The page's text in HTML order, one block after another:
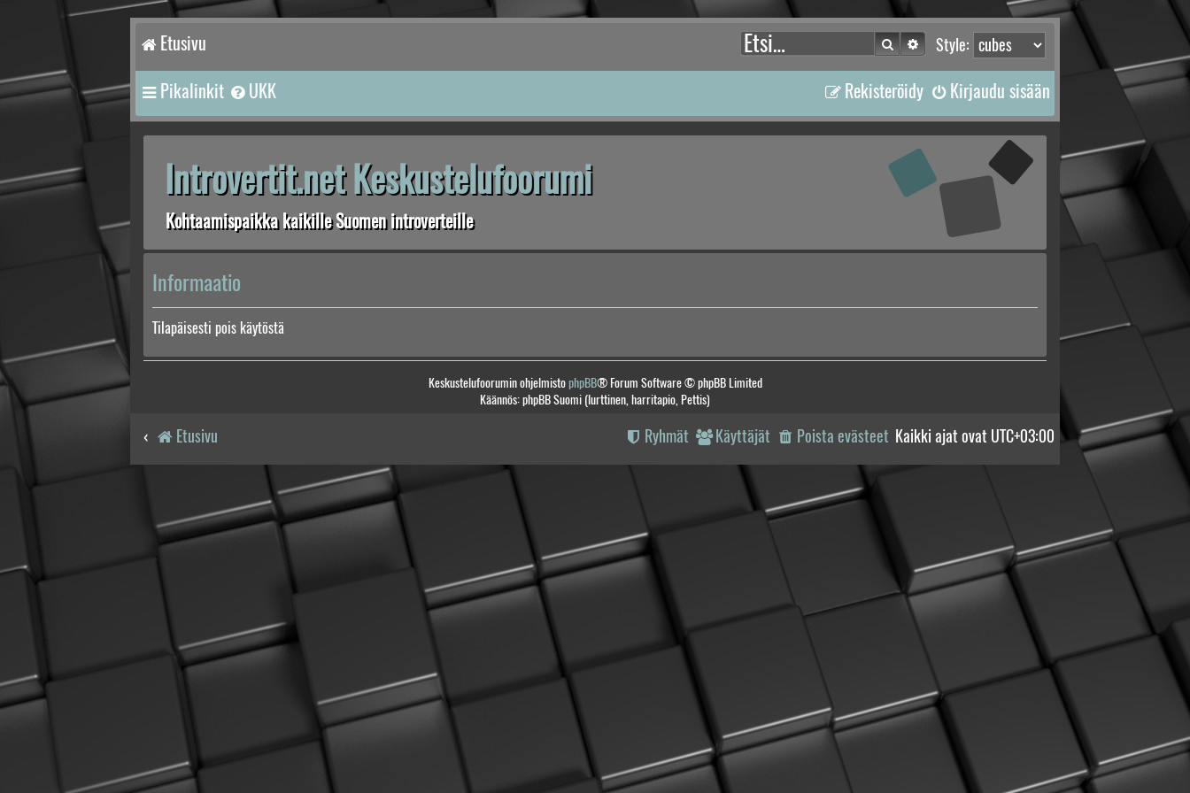
Etusivu Style:
Etsi Tarkennettu haku
Pikalinkit UKK Kirjaudu sisään
Rekisteröidy
Introvertit.net Keskustelufoorumi
Kohtaamispaikka kaikille Suomen introverteille
Informaatio
Tilapäisesti pois käytöstä
Keskustelufoorumin ohjelmistophpBB® Forum Software © phpBB Limited
Käännös: phpBB Suomi (lurttinen, harritapio, Pettis)
Etusivu Kaikki ajat ovat UTC+03:00
Poista evästeet
Käyttäjät
Ryhmät